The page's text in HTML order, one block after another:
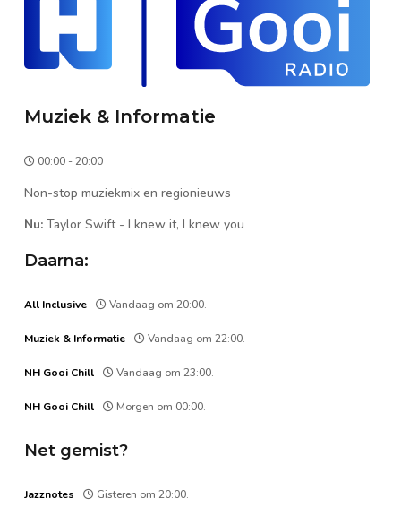
Muziek & Informatie
00:00 - 20:00
Non-stop muziekmix en regionieuws
Nu: Taylor Swift- I knew it, I knew you
Daarna:
All Inclusive Vandaag om 20:00.
Muziek & Informatie Vandaag om 22:00.
NH Gooi Chill Vandaag om 23:00.
NH Gooi Chill Morgen om 00:00.
Net gemist?
Jazznotes Gisteren om 20:00.